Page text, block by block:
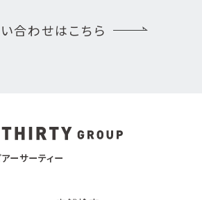
合わせはこちら
ーサーティー